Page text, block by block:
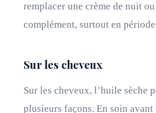
remplacer une crème de nuit
complément, surtout en
Sur les cheveux
Sur les cheveux, l’huile sèche
plusieurs façons. En soin